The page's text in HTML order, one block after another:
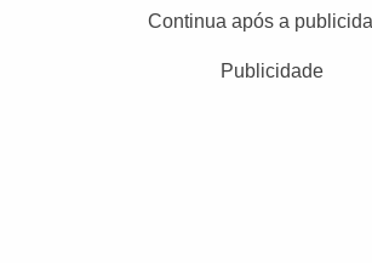
Continua após a
Publicidade